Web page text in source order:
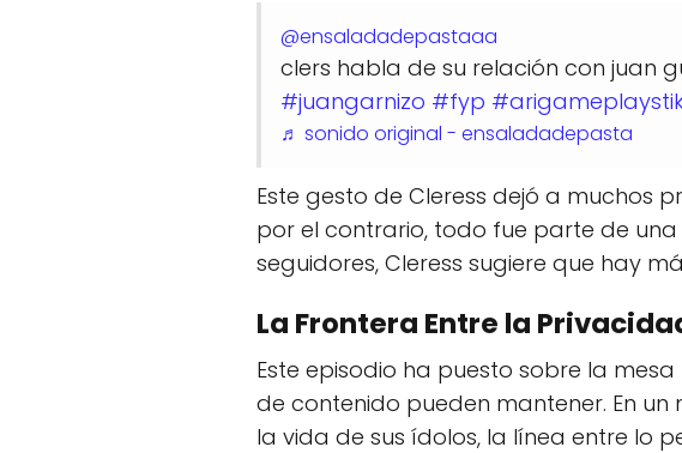
@ensaladadepastaaa
clers habla de su relación con juan
#juangarnizo #fyp
♬ sonido original - ensaladadepasta
Este gesto de Cleress dejó a muchos
por el contrario, todo fue parte de
seguidores, Cleress sugiere que hay
La Frontera Entre la
Este episodio ha puesto sobre la
de contenido pueden mantener. En
la vida de sus ídolos, la línea entre lo